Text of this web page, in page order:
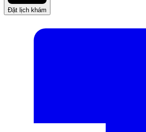
Đặt lịch khám